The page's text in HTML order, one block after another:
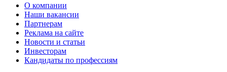
О компании
Наши вакансии
Партнерам
Реклама на сайте
Новости и статьи
Инвесторам
Кандидаты по профессиям